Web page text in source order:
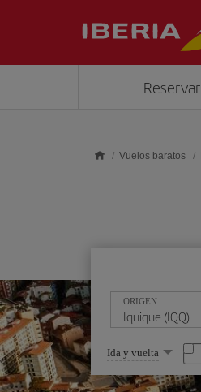
Reservar
Vuelos baratos
ORIGEN
Seleccione
una
opción
Ida y vuelta